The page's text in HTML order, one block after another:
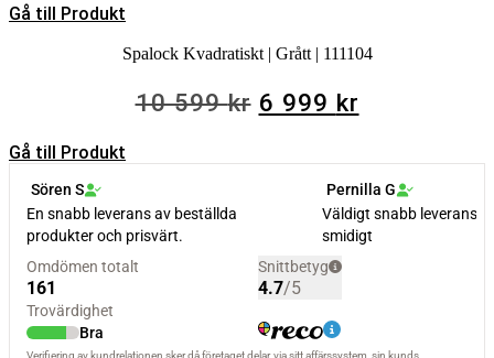
var:
799 kr.
är:
999 kr.
Gå till Produkt
Spalock Kvadratiskt | Grått | 111104
10 599kr Det
priset
599 kr.
6 999 kr
priset
är:
6
999 kr.
Gå till Produkt